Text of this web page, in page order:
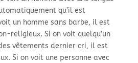
qu’il est
un homme sans barbe, il est
religieux. Si on voit quelqu’un
vêtements dernier cri, il est
Si on voit une personne avec